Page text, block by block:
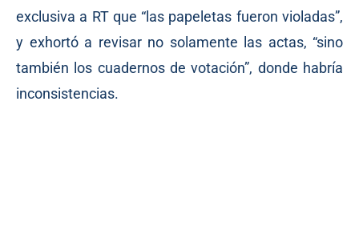
exclusiva a RT que “las papeletas fueron violadas”,
y exhortó a revisar no solamente las actas, “sino
también los cuadernos de votación”, donde habría
inconsistencias.